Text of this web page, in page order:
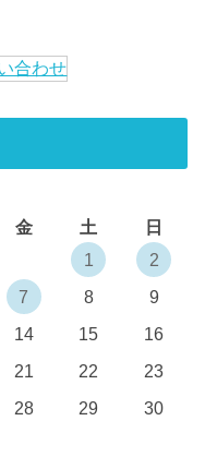
金 土
日
1
2
7 8
9
14 15
16
21 22
23
28 29
30